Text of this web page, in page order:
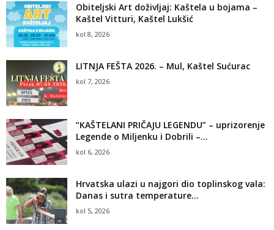
Obiteljski Art doživljaj: Kaštela u bojama –
Kaštel Vitturi, Kaštel Lukšić
kol 8, 2026
LITNJA FEŠTA 2026. – Mul, Kaštel Sućurac
kol 7, 2026
“KAŠTELANI PRIČAJU LEGENDU” – uprizorenje
Legende o Miljenku i Dobrili –...
kol 6, 2026
Hrvatska ulazi u najgori dio toplinskog vala:
Danas i sutra temperature...
kol 5, 2026